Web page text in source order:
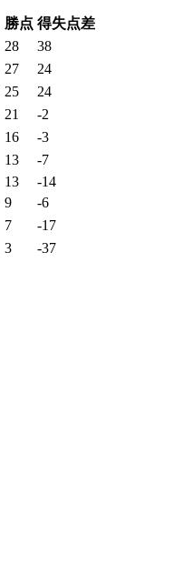
勝点 得失点差
28
38
27
24
25
24
21
-2
16
-3
13
-7
13
-14
9
-6
7
-17
3
-37